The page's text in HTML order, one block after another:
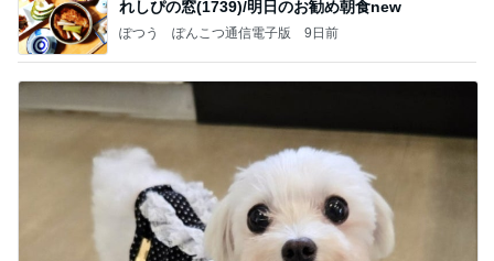
れしぴの窓(1739)/明日のお勧め朝食new
ぽつう ぽんこつ通信電子版 9日前